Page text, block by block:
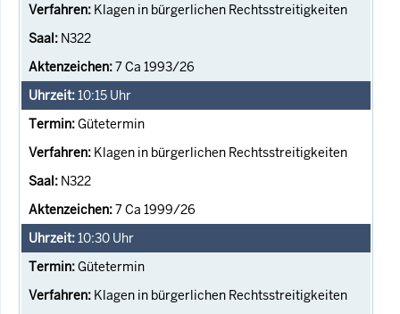
Klagen in bürgerlichen Rechtsstreitigkeiten
N322
7 Ca 1993/26
10:15 Uhr
Gütetermin
Klagen in bürgerlichen Rechtsstreitigkeiten
N322
7 Ca 1999/26
10:30 Uhr
Gütetermin
Klagen in bürgerlichen Rechtsstreitigkeiten